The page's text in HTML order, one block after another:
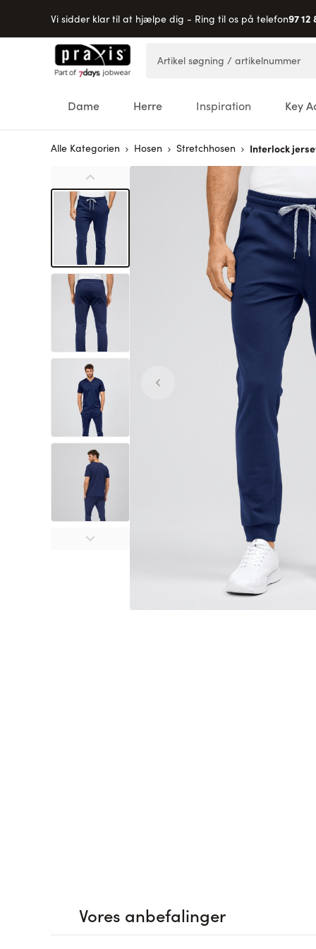
Vi sidder klar til at hjælpe dig - Ring til os på telefon97 12
Skip to Content
Dame Herre Inspiration Key
Alle Kategorien Hosen Stretchhosen Interlock
Vores anbefalinger